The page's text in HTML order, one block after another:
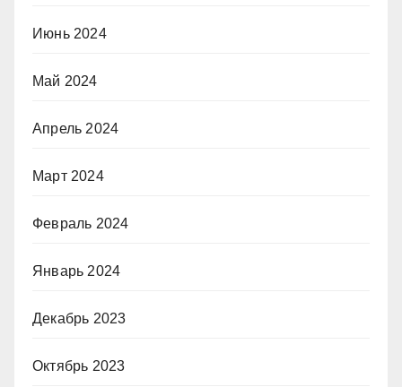
Июнь 2024
Май 2024
Апрель 2024
Март 2024
Февраль 2024
Январь 2024
Декабрь 2023
Октябрь 2023